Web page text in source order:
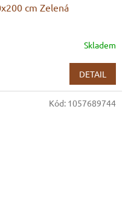
cm Zelená
Skladem
DETAIL
Kód: 1057689744